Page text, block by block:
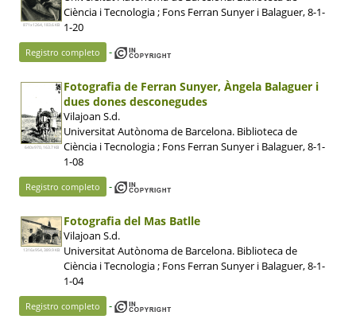
871x1264, 183.6 KB
Ciència i Tecnologia ; Fons Ferran Sunyer i Balaguer, 8-1-
1-20
Registro completo -
640x970, 163.7 KB
Fotografia de Ferran Sunyer, Àngela Balaguer i
dues dones desconegudes
Vilajoan S.d.
Universitat Autònoma de Barcelona. Biblioteca de
Ciència i Tecnologia ; Fons Ferran Sunyer i Balaguer, 8-1-
1-08
Registro completo -
1316x954, 389.9 KB
Fotografia del Mas Batlle
Vilajoan S.d.
Universitat Autònoma de Barcelona. Biblioteca de
Ciència i Tecnologia ; Fons Ferran Sunyer i Balaguer, 8-1-
1-04
Registro completo -